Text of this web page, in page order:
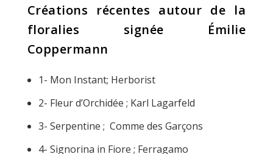
Créations récentes autour de la
floralies signée Émilie
Coppermann
1- Mon Instant; Herborist
2- Fleur d’Orchidée ; Karl Lagarfeld
3- Serpentine ; Comme des Garçons
4- Signorina in Fiore ; Ferragamo